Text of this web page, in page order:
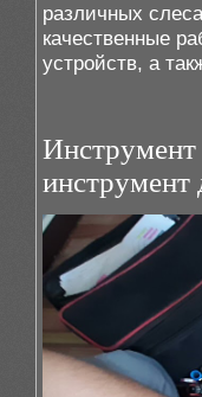
различных
качественные
устройств, а